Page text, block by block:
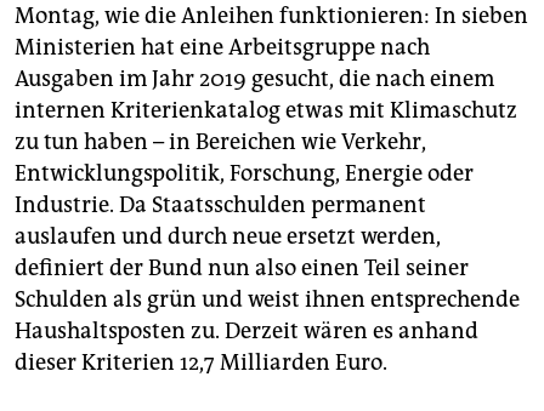
Montag, wie die Anleihen funktionieren: In sieben
Ministerien hat eine Arbeitsgruppe nach
Ausgaben im Jahr 2019 gesucht, die nach einem
internen Kriterienkatalog etwas mit Klimaschutz
zu tun haben – in Bereichen wie Verkehr,
Entwicklungspolitik, Forschung, Energie oder
Industrie. Da Staatsschulden permanent
auslaufen und durch neue ersetzt werden,
definiert der Bund nun also einen Teil seiner
Schulden als grün und weist ihnen entsprechende
Haushaltsposten zu. Derzeit wären es anhand
dieser Kriterien 12,7 Milliarden Euro.